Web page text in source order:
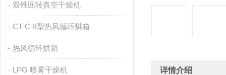
双锥回转真空干燥机
CT-C-II型热风循环烘箱
热风循环烘箱
LPG 喷雾干燥机 详情介绍